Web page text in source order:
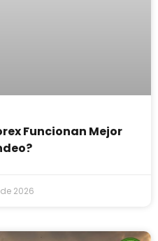
Funcionan Mejor
2026